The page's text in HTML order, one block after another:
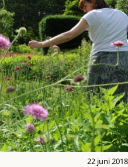
22 juni 2018